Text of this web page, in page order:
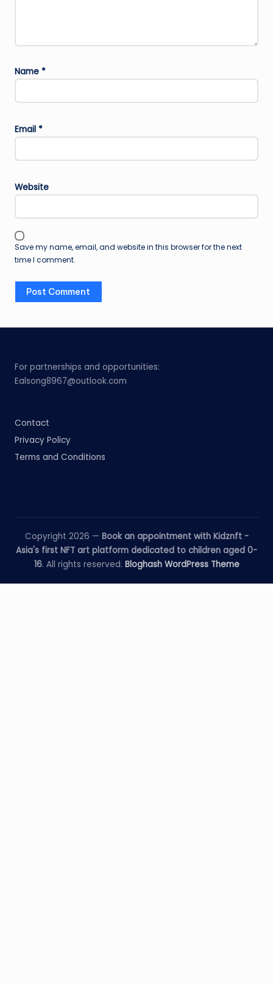
Name *
Email *
Website
Save my name, email, and website in this browser for the next
time I comment.
For partnerships and opportunities:
Ealsong8967@outlook.com
Contact
Privacy Policy
Terms and Conditions
Copyright 2026 — Book an appointment with Kidznft -
Asia's first NFT art platform dedicated to children aged 0-
16. All rights reserved. Bloghash WordPress Theme